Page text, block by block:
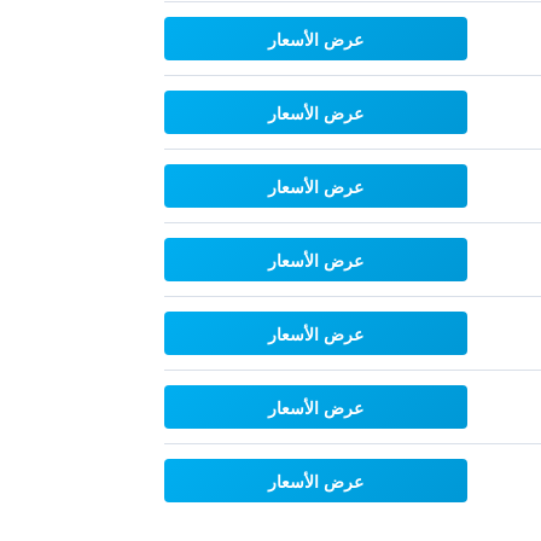
عرض الأسعار
عرض الأسعار
عرض الأسعار
عرض الأسعار
عرض الأسعار
عرض الأسعار
عرض الأسعار